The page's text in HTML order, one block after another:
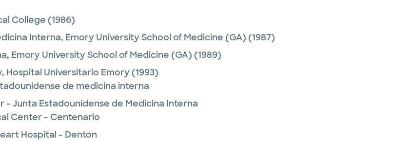
College (1986)
Interna, Emory University School of Medicine (GA) (1987)
Emory University School of Medicine (GA) (1989)
Hospital Universitario Emory (1993)
de medicina interna
- Junta Estadounidense de Medicina Interna
Center - Centenario
Hospital - Denton